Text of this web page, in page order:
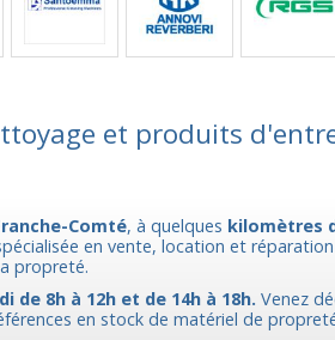
et produits
Comté, à quelques kilomètres
en vente, location et
propreté.
de 8h à 12h et de 14h à 18h. Venez
en stock de matériel de